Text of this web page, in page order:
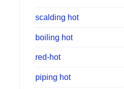
scalding hot
boiling hot
red-hot
piping hot